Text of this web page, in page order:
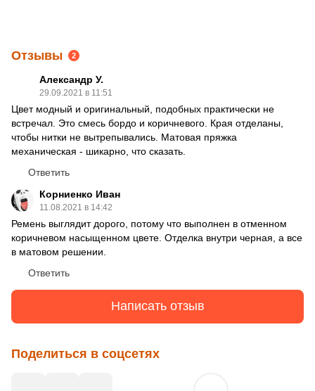
Отзывы 2
Александр У.
29.09.2021 в 11:51
Цвет модный и оригинальный, подобных практически не
встречал. Это смесь бордо и коричневого. Края отделаны,
чтобы нитки не вытрепывались. Матовая пряжка
механическая - шикарно, что сказать.
Ответить
Корниенко Иван
11.08.2021 в 14:42
Ремень выглядит дорого, потому что выполнен в отменном
коричневом насыщенном цвете. Отделка внутри черная, а все
в матовом решении.
Ответить
Написать отзыв
Поделиться в соцсетях